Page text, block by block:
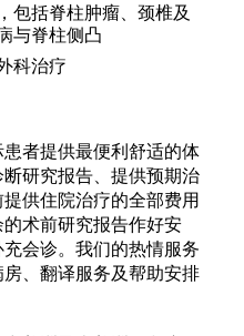
包括脊柱肿瘤、颈椎及
与脊柱侧凸
科治疗
者提供最便利舒适的体
研究报告、提供预期治
供住院治疗的全部费用
术前研究报告作好安
会诊。我们的热情服务
、翻译服务及帮助安排